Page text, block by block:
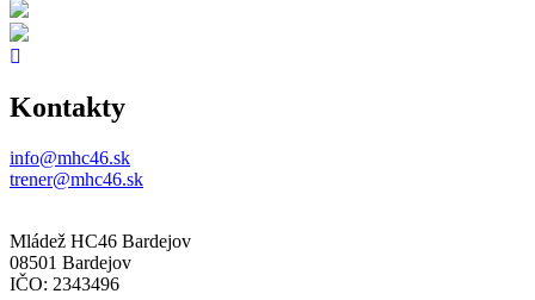
Kontakty
info@mhc46.sk
trener@mhc46.sk
Mládež HC46 Bardejov
08501 Bardejov
IČO: 2343496